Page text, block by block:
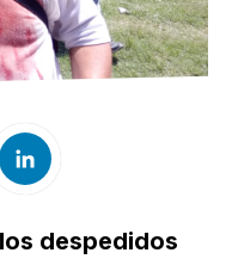
despedidos